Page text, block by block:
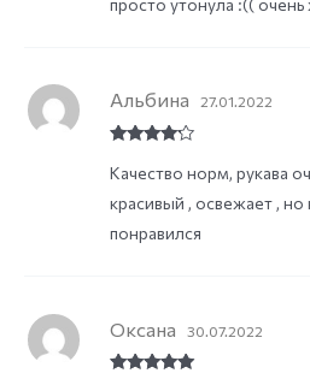
out of 5
Альбина 27.01.2022
Качество норм, рукава
красивый , освежает , но
понравился
Оксана 30.07.2022